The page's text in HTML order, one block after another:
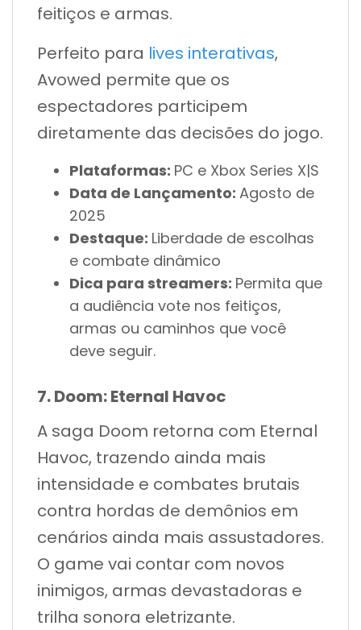
feitiços e armas.
Perfeito para lives interativas,
Avowed permite que os
espectadores participem
diretamente das decisões do jogo.
Plataformas: PC e Xbox Series X|S
Data de Lançamento: Agosto de
2025
Destaque: Liberdade de escolhas
e combate dinâmico
Dica para streamers: Permita que
a audiência vote nos feitiços,
armas ou caminhos que você
deve seguir.
7. Doom: Eternal Havoc
A saga Doom retorna com Eternal
Havoc, trazendo ainda mais
intensidade e combates brutais
contra hordas de demônios em
cenários ainda mais assustadores.
O game vai contar com novos
inimigos, armas devastadoras e
trilha sonora eletrizante.